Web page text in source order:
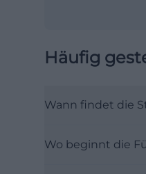
Häufig
Wann findet die
Wo beginnt die